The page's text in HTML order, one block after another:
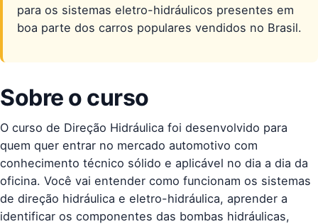
para os sistemas eletro-hidráulicos presentes em
boa parte dos carros populares vendidos no Brasil.
Sobre o curso
O curso de Direção Hidráulica foi desenvolvido para
quem quer entrar no mercado automotivo com
conhecimento técnico sólido e aplicável no dia a dia da
oficina. Você vai entender como funcionam os sistemas
de direção hidráulica e eletro-hidráulica, aprender a
identificar os componentes das bombas hidráulicas,